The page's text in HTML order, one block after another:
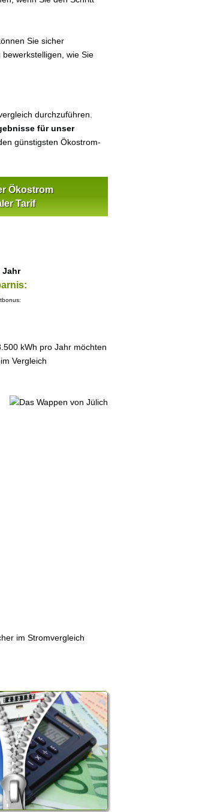
Sie sicher
wie Sie
durchzuführen.
für unser
günstigsten Ökostrom-
Ökostrom
Tarif
Jahr
kWh pro Jahr möchten
Vergleich
im Stromvergleich